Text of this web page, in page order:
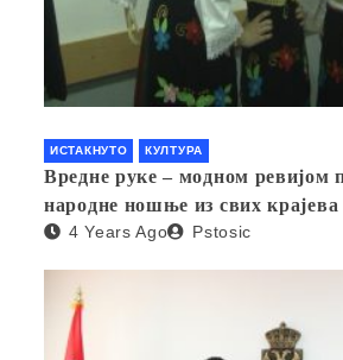
ИСТАКНУТО КУЛТУРА
Вредне руке – модном ревијом
народне ношње из свих крајева
4 Years Ago Pstosic